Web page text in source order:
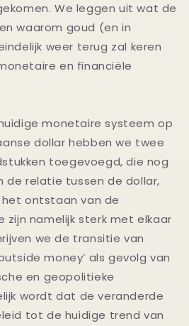
We leggen uit wat de
waarom goud (en in
weer terug zal keren
en financiële
monetaire systeem op
dollar hebben we twee
toegevoegd, die nog
de relatie tussen de dollar,
ontstaan van de
zijn namelijk sterk met elkaar
we de transitie van
money’ als gevolg van
en geopolitieke
wordt dat de veranderde
tot de huidige trend van